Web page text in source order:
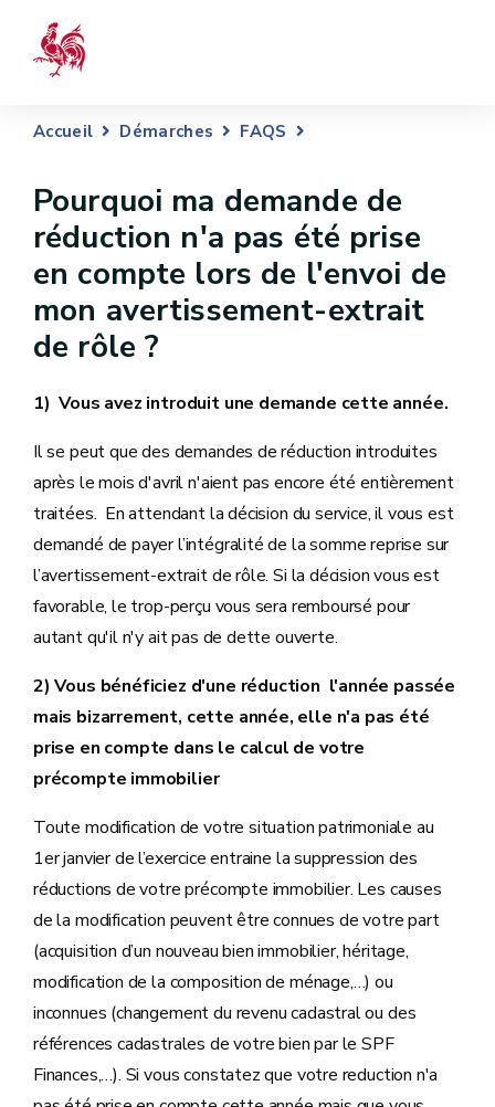
Accueil Démarches FAQS
Pourquoi ma demande de
réduction n'a pas été prise
en compte lors de l'envoi de
mon avertissement-extrait
de rôle ?
1) Vous avez introduit une demande cette année.
Il se peut que des demandes de réduction introduites
après le mois d'avril n'aient pas encore été entièrement
traitées. En attendant la décision du service, il vous est
demandé de payer l’intégralité de la somme reprise sur
l’avertissement-extrait de rôle. Si la décision vous est
favorable, le trop-perçu vous sera remboursé pour
autant qu'il n'y ait pas de dette ouverte.
2) Vous bénéficiez d'une réduction l'année passée
mais bizarrement, cette année, elle n'a pas été
prise en compte dans le calcul de votre
précompte immobilier
Toute modification de votre situation patrimoniale au
1er janvier de l’exercice entraine la suppression des
réductions de votre précompte immobilier. Les causes
de la modification peuvent être connues de votre part
(acquisition d’un nouveau bien immobilier, héritage,
modification de la composition de ménage,…) ou
inconnues (changement du revenu cadastral ou des
références cadastrales de votre bien par le SPF
Finances,…). Si vous constatez que votre reduction n'a